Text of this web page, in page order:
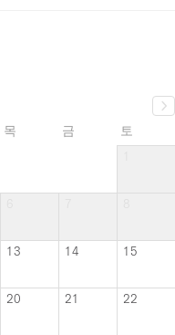
목 금
토
13 14 15
20 21 22